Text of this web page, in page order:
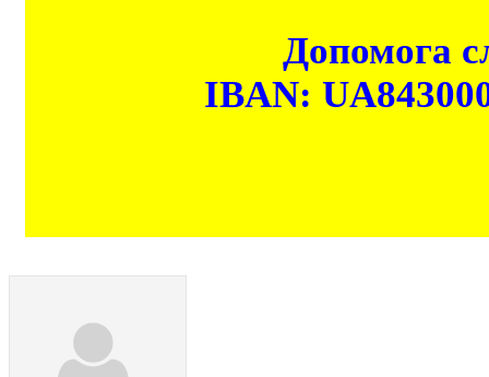
Допомога
IBAN: